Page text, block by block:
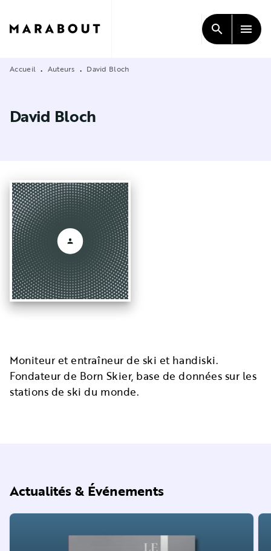
CONTENU
search menu
Accueil • Auteurs • David Bloch
David Bloch
Moniteur et entraîneur de ski et handiski.
Fondateur de Born Skier, base de données sur les
stations de ski du monde.
Actualités & Événements